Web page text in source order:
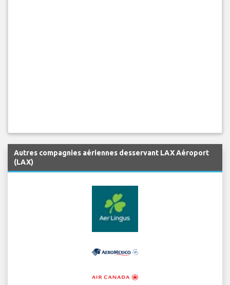
Autres compagnies aériennes desservant LAX Aéroport
(LAX)